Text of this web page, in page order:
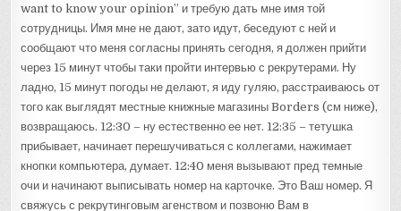
want to know your opinion” и требую дать мне имя той
сотрудницы. Имя мне не дают, зато идут, беседуют с ней и
сообщают что меня согласны принять сегодня, я должен прийти
через 15 минут чтобы таки пройти интервью с рекрутерами. Ну
ладно, 15 минут погоды не делают, я иду гуляю, расстраиваюсь от
того как выглядят местные книжные магазины Borders (см ниже),
возвращаюсь. 12:30 – ну естественно ее нет. 12:35 – тетушка
прибывает, начинает перешучиваться с коллегами, нажимает
кнопки компьютера, думает. 12:40 меня вызывают пред темные
очи и начинают выписывать номер на карточке. Это Ваш номер. Я
свяжусь с рекрутинговым агенством и позвоню Вам в